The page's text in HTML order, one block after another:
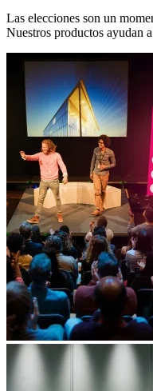
Las elecciones son un
Nuestros productos ayudan